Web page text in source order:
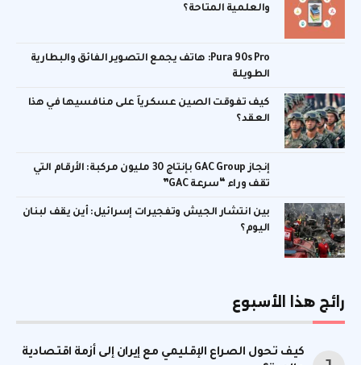
والعلمية المتاحة؟
Pura 90s Pro: هاتف يجمع التصوير الفائق والبطارية
الطويلة
كيف تفوقت الصين عسكرياً على منافسيها في هذا
العقد؟
إنجاز GAC Group بإنتاج 30 مليون مركبة: الأرقام التي
تقف وراء “سرعة GAC”
بين انتشار الجيش وتفجيرات إسرائيل: أين يقف لبنان
اليوم؟
رائج هذا الأسبوع
كيف تحول الصراع الإقليمي مع إيران إلى أزمة اقتصادية